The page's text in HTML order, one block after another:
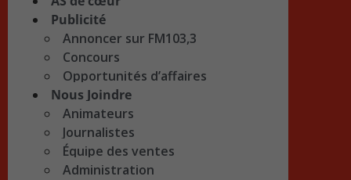
Publicité
Annoncer sur FM103,3
Concours
Opportunités d’affaires
Nous Joindre
Animateurs
Journalistes
Équipe des ventes
Administration